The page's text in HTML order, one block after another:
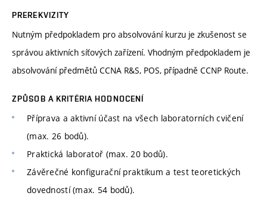
PREREKVIZITY
Nutným předpokladem pro absolvování kurzu je zkušenost se
správou aktivních síťových zařízení. Vhodným předpokladem je
absolvování předmětů CCNA R&S, POS, případně CCNP Route.
ZPŮSOB A KRITÉRIA HODNOCENÍ
Příprava a aktivní účast na všech laboratorních cvičení
(max. 26 bodů).
Praktická laboratoř (max. 20 bodů).
Závěrečné konfigurační praktikum a test teoretických
dovedností (max. 54 bodů).